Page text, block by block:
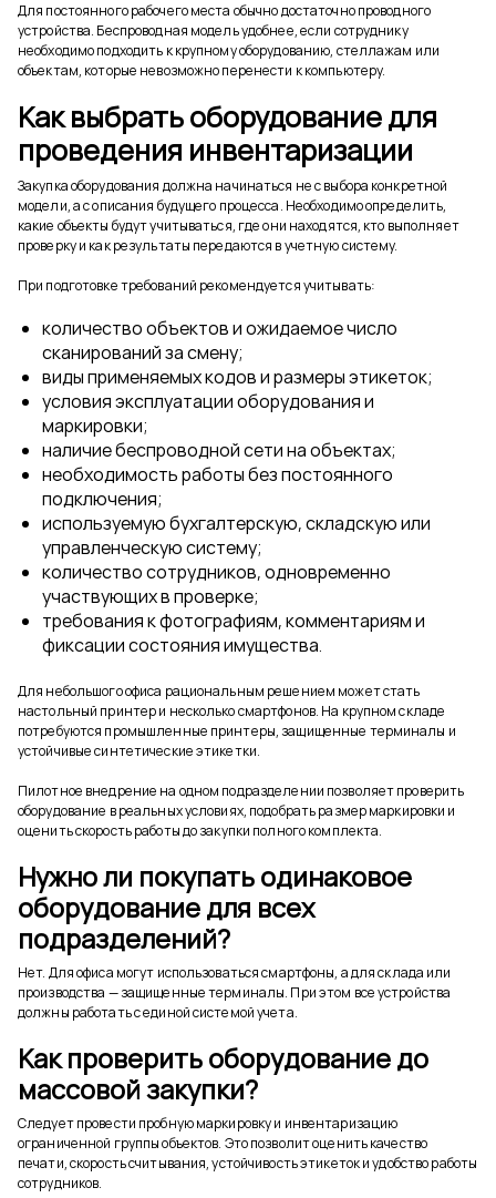
Для постоянного рабочего места обычно достаточно проводного
устройства. Беспроводная модель удобнее, если сотруднику
необходимо подходить к крупному оборудованию, стеллажам или
объектам, которые невозможно перенести к компьютеру.
Как выбрать оборудование для
проведения инвентаризации
Закупка оборудования должна начинаться не с выбора конкретной
модели, а с описания будущего процесса. Необходимо определить,
какие объекты будут учитываться, где они находятся, кто выполняет
проверку и как результаты передаются в учетную систему.
При подготовке требований рекомендуется учитывать:
количество объектов и ожидаемое число
сканирований за смену;
виды применяемых кодов и размеры этикеток;
условия эксплуатации оборудования и
маркировки;
наличие беспроводной сети на объектах;
необходимость работы без постоянного
подключения;
используемую бухгалтерскую, складскую или
управленческую систему;
количество сотрудников, одновременно
участвующих в проверке;
требования к фотографиям, комментариям и
фиксации состояния имущества.
Для небольшого офиса рациональным решением может стать
настольный принтер и несколько смартфонов. На крупном складе
потребуются промышленные принтеры, защищенные терминалы и
устойчивые синтетические этикетки.
Пилотное внедрение на одном подразделении позволяет проверить
оборудование в реальных условиях, подобрать размер маркировки и
оценить скорость работы до закупки полного комплекта.
Нужно ли покупать одинаковое
оборудование для всех
подразделений?
Нет. Для офиса могут использоваться смартфоны, а для склада или
производства — защищенные терминалы. При этом все устройства
должны работать с единой системой учета.
Как проверить оборудование до
массовой закупки?
Следует провести пробную маркировку и инвентаризацию
ограниченной группы объектов. Это позволит оценить качество
печати, скорость считывания, устойчивость этикеток и удобство работы
сотрудников.